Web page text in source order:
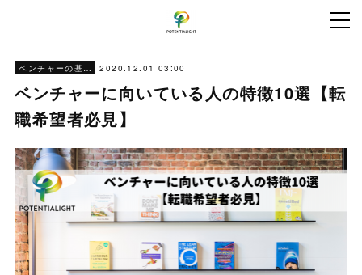
ベンチャーの基本情報 2020.12.01 03:00
ベンチャーに向いている人の特徴10選【転
職希望者必見】